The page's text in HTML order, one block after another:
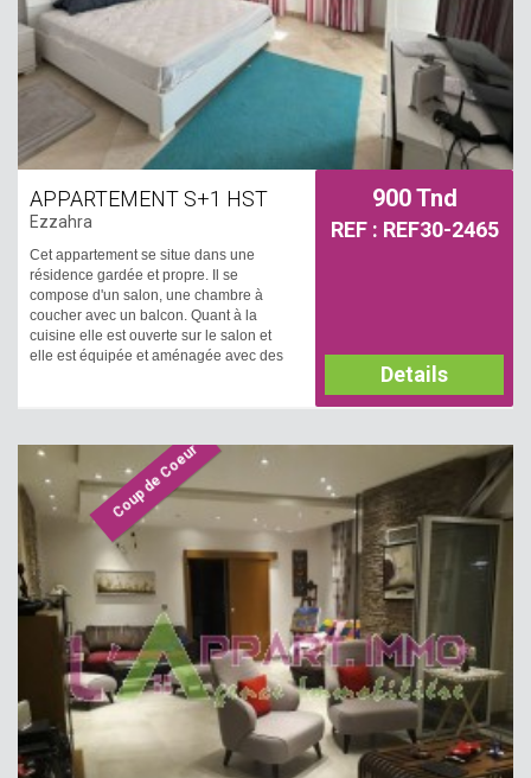
APPARTEMENT S+1 HST
Ezzahra
Cet appartement se situe dans une
résidence gardée et propre. Il se
compose d'un salon, une chambre à
coucher avec un balcon. Quant à la
cuisine elle est ouverte sur le salon et
elle est équipée et aménagée avec des
disponible.
900 Tnd
REF : REF30-2465
Details
Coup de Coeur